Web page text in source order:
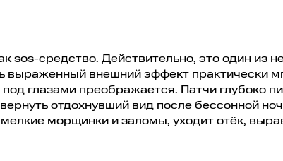
sos-средство. Действительно, это один из
выраженный внешний эффект практически
глазами преображается. Патчи глубоко
отдохнувший вид после бессонной
морщинки и заломы, уходит отёк,